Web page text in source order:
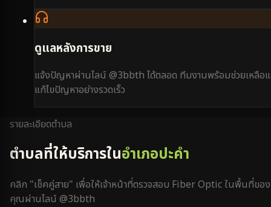
ดูแลหลังการขาย
แจ้งปัญหาผ่านไลน์ @3bbth ได้ตลอด ทีมงานพร้อมช่วยเหลือแ
แก้ไขปัญหาอย่างรวดเร็ว
รายละเอียดตำบล
ตำบลที่ให้บริการในอำเภอปะคำ
คลิก "เช็คคู่สาย" เพื่อให้เจ้าหน้าที่ตรวจสอบ Fiber Optic ในพื้นที่ของ
คุณผ่านไลน์ @3bbth